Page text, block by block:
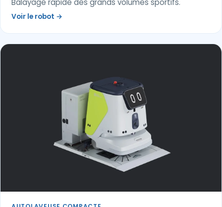
Balayage rapide des grands volumes sportifs.
Voir le robot →